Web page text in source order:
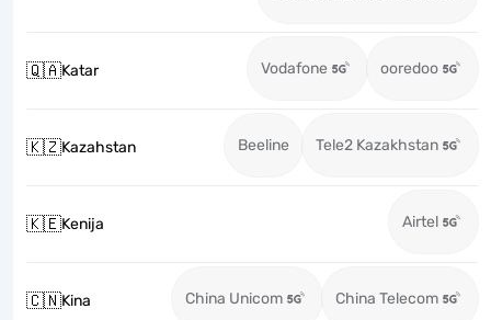
🇶🇦Katar Vodafone ooredoo
🇰🇿Kazahstan Beeline Tele2 Kazakhstan
🇰🇪Kenija Airtel
🇨🇳Kina China Unicom China Telecom